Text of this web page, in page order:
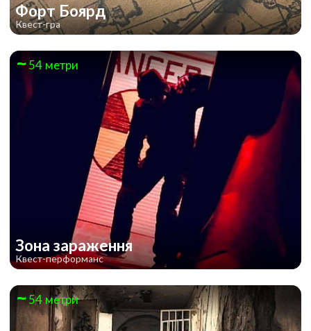
Форт Боярд
Квест-гра
54 метри
Зона зараження
Квест-перформанс
54 метри